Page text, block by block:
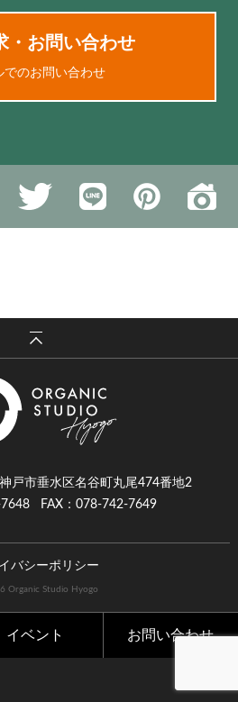
・お問い合わせ
でのお問い合わせ
戸市垂水区名谷町丸尾474番地2
7648
FAX：078-742-7649
バシーポリシー
Organic Studio Hyogo
イベント お問い合わせ